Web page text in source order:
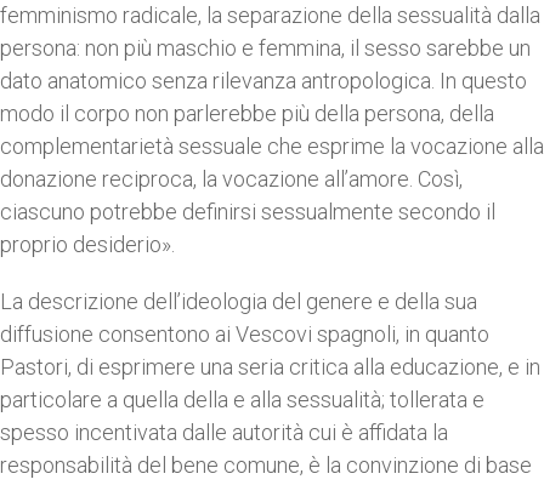
femminismo radicale, la separazione della sessualità dalla
persona: non più maschio e femmina, il sesso sarebbe un
dato anatomico senza rilevanza antropologica. In questo
modo il corpo non parlerebbe più della persona, della
complementarietà sessuale che esprime la vocazione alla
donazione reciproca, la vocazione all’amore. Così,
ciascuno potrebbe definirsi sessualmente secondo il
proprio desiderio».
La descrizione dell’ideologia del genere e della sua
diffusione consentono ai Vescovi spagnoli, in quanto
Pastori, di esprimere una seria critica alla educazione, e in
particolare a quella della e alla sessualità; tollerata e
spesso incentivata dalle autorità cui è affidata la
responsabilità del bene comune, è la convinzione di base